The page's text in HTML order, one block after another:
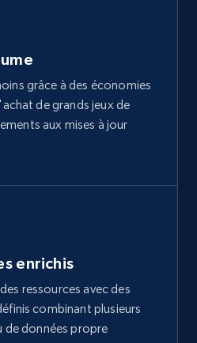
products
Description, Initial
high, Currency, and
grâce à des économies
de grands jeux de
aux mises à jour
enrichis
ressources avec des
combinant plusieurs
de données propre